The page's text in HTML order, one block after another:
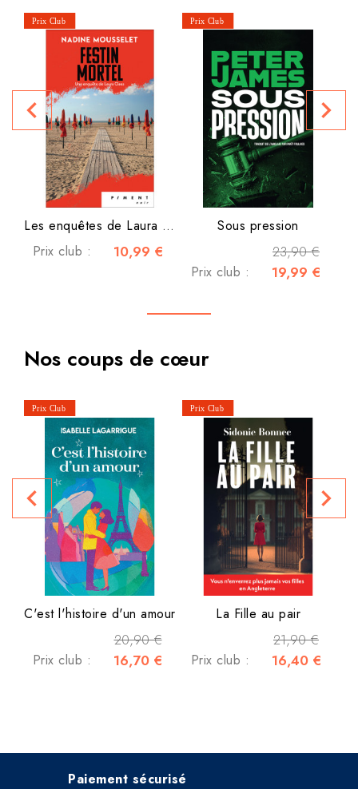
Les enquêtes de Laura Claes...
Prix club :
10,99 €
Sous pression
23,90 €
Prix club : 19,99 €
navigate_before navigate_next
Nos coups de cœur
C'est l'histoire d'un amour
20,90 €
Prix club : 16,70 €
La Fille au pair
21,90 €
Prix club : 16,40 €
navigate_before navigate_next
Paiement sécurisé